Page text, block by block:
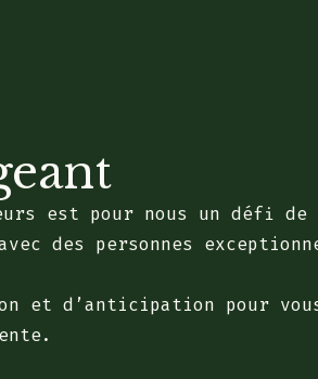
est pour nous un défi
des personnes
et d’anticipation pour